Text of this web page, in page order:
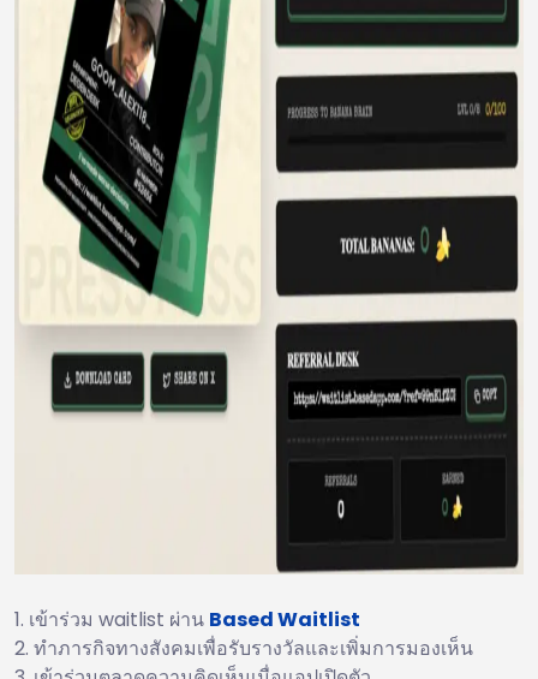
เข้าร่วม waitlist ผ่าน Based Waitlist
ทำภารกิจทางสังคมเพื่อรับรางวัลและเพิ่มการมองเห็น